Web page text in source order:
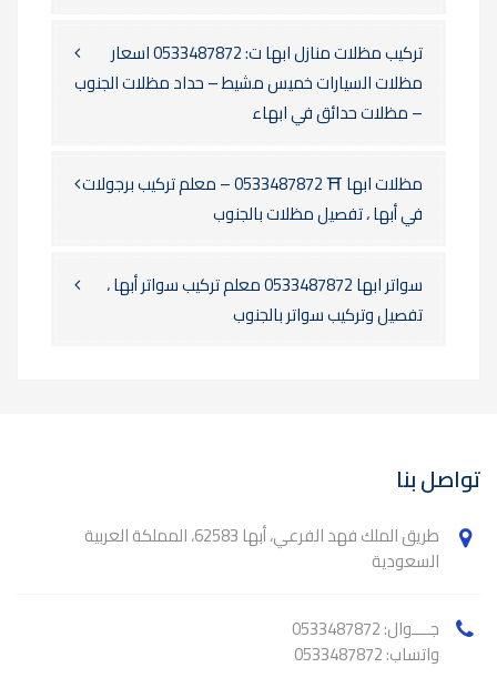
تركيب مظلات منازل ابها ت: 0533487872 اسعار
مظلات السيارات خميس مشيط – حداد مظلات الجنوب
– مظلات حدائق في ابهاء
مظلات ابها ⛩️ 0533487872 – معلم تركيب برجولات
في أبها ، تفصيل مظلات بالجنوب
سواتر ابها 0533487872 معلم تركيب سواتر أبها ،
تفصيل وتركيب سواتر بالجنوب
تواصل بنا
طريق الملك فهد الفرعي، أبها 62583، المملكة العربية
السعودية
جــــوال: 0533487872
واتساب: 0533487872